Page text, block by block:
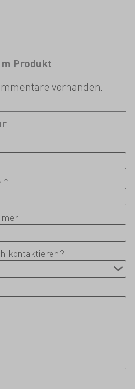
Produkt
vorhanden.
*
kontaktieren?